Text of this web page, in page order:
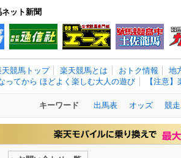
ット新聞
天競馬トップ 楽天競馬とは おトク情報 地
ってから ほどよく楽しむ大人の遊び
【注意
キーワード 出馬表 オッズ 競